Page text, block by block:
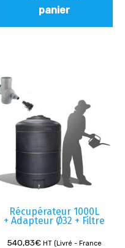
panier
Récupérateur 1000L
+ Adapteur Ø32 + Filtre
540,83€ HT (Livré - France